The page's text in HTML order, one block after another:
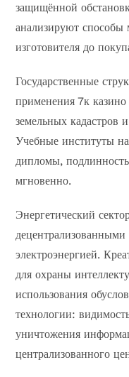
защищённой
анализируют способы
изготовителя до
Государственные
применения 7к
земельных кадастров
Учебные институты
дипломы,
мгновенно.
Энергетический
электроэнергией.
для охраны
использования
технологии:
уничтожения
централизованного